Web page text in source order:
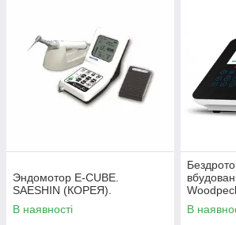
Эндомотор E-CUBE.
SAESHIN (КОРЕЯ).
В наявності
В